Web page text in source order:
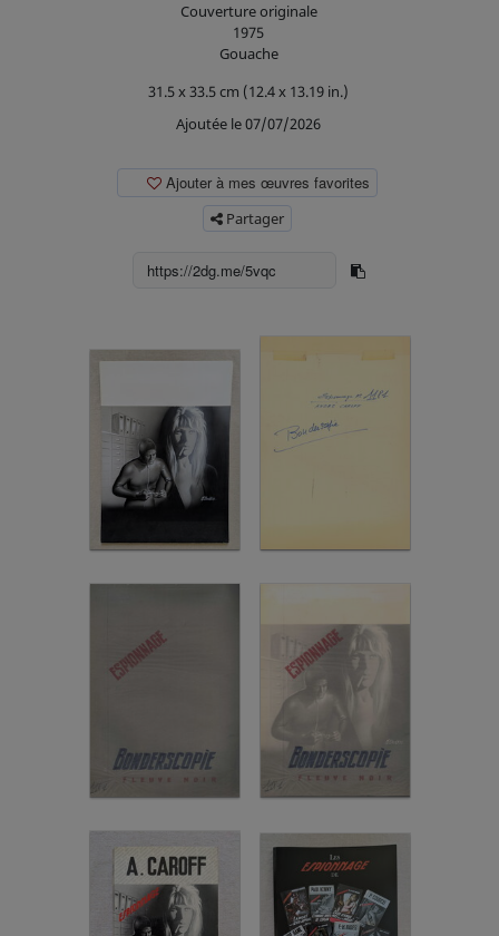
Couverture originale
1975
Gouache
31.5 x 33.5 cm (12.4 x 13.19 in.)
Ajoutée le 07/07/2026
Ajouter à mes œuvres favorites
Partager